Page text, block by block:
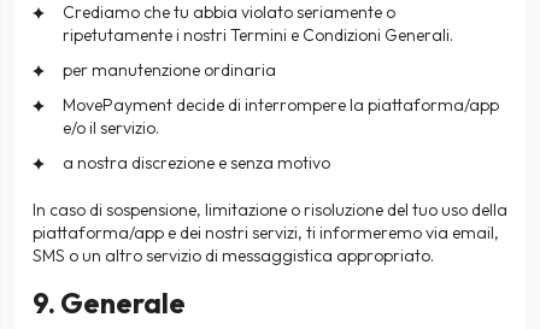
Crediamo che tu abbia violato seriamente o
ripetutamente i nostri Termini e Condizioni Generali.
per manutenzione ordinaria
MovePayment decide di interrompere la piattaforma/app
e/o il servizio.
a nostra discrezione e senza motivo
In caso di sospensione, limitazione o risoluzione del tuo uso della
piattaforma/app e dei nostri servizi, ti informeremo via email,
SMS o un altro servizio di messaggistica appropriato.
9. Generale